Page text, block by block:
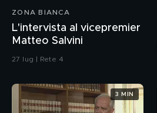
ZONA BIANCA
L'intervista al vicepremier
Matteo Salvini
27 lug | Rete 4
3 MIN